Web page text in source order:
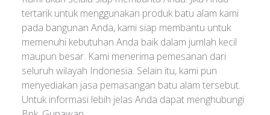
tertarik untuk menggunakan produk batu alam kami
pada bangunan Anda, kami siap membantu untuk
memenuhi kebutuhan Anda baik dalam jumlah kecil
maupun besar. Kami menerima pemesanan dari
seluruh wilayah Indonesia. Selain itu, kami pun
menyediakan jasa pemasangan batu alam tersebut.
Untuk informasi lebih jelas Anda dapat menghubungi